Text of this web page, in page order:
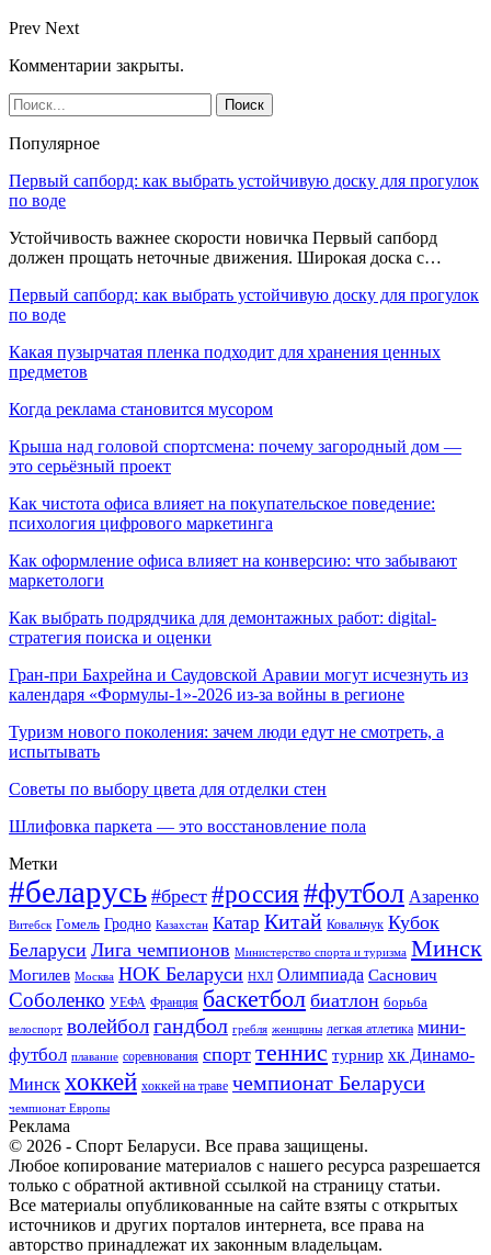
Prev Next
Комментарии закрыты.
Популярное
Первый сапборд: как выбрать устойчивую доску для прогулок
по воде
Устойчивость важнее скорости новичка Первый сапборд
должен прощать неточные движения. Широкая доска с…
Первый сапборд: как выбрать устойчивую доску для прогулок
по воде
Какая пузырчатая пленка подходит для хранения ценных
предметов
Когда реклама становится мусором
Крыша над головой спортсмена: почему загородный дом —
это серьёзный проект
Как чистота офиса влияет на покупательское поведение:
психология цифрового маркетинга
Как оформление офиса влияет на конверсию: что забывают
маркетологи
Как выбрать подрядчика для демонтажных работ: digital-
стратегия поиска и оценки
Гран-при Бахрейна и Саудовской Аравии могут исчезнуть из
календаря «Формулы-1»-2026 из-за войны в регионе
Туризм нового поколения: зачем люди едут не смотреть, а
испытывать
Советы по выбору цвета для отделки стен
Шлифовка паркета — это восстановление пола
Метки
#беларусь #брест #россия#футбол Азаренко
Витебск Гомель Гродно Казахстан Катар Китай Ковальчук Кубок
Беларуси Лига чемпионов Министерство спорта и туризма Минск
Могилев Москва НОК Беларуси НХЛ Олимпиада Саснович
Соболенко УЕФА Франция баскетбол биатлон борьба
велоспорт волейболгандбол гребля женщины легкая атлетика мини-
футбол плавание соревнования спорт теннис турнир хк Динамо-
Минск хоккей хоккей на траве чемпионат Беларуси
чемпионат Европы
Реклама
© 2026 - Спорт Беларуси. Все права защищены.
Любое копирование материалов с нашего ресурса разрешается
только с обратной активной ссылкой на страницу статьи.
Все материалы опубликованные на сайте взяты с открытых
источников и других порталов интернета, все права на
авторство принадлежат их законным владельцам.